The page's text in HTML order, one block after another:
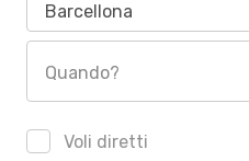
Barcellona
Quando?
Voli diretti